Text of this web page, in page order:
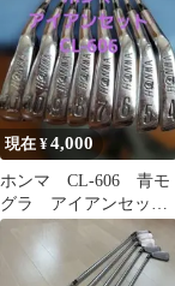
現在 ¥4,000
ホンマ CL-606 青モ
グラ アイアンセッ
ト #4～11 8本